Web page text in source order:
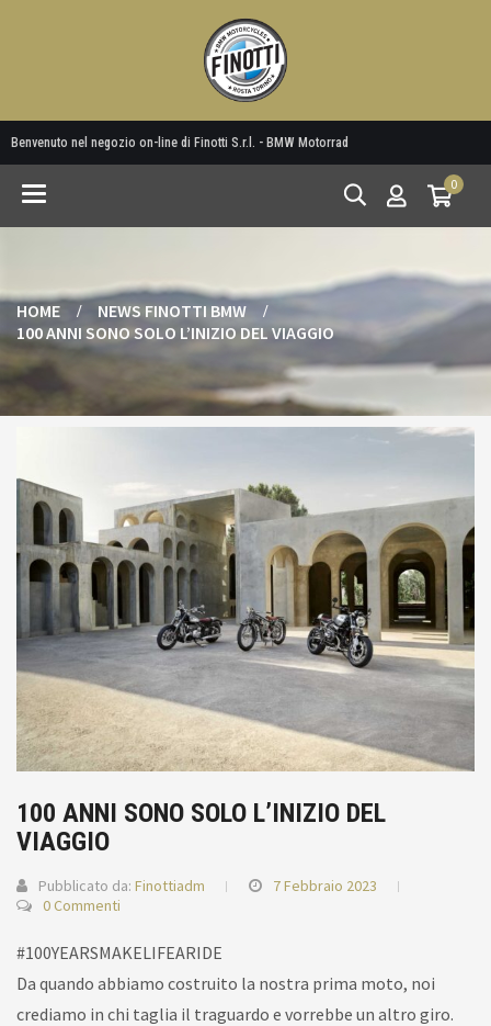
Benvenuto nel negozio on-line di Finotti S.r.l. - BMW Motorrad
Toggle
0
HOME
NEWS FINOTTI BMW
100 ANNI SONO SOLO L’INIZIO DEL VIAGGIO
100 ANNI SONO SOLO L’INIZIO DEL
VIAGGIO
Pubblicato da: Finottiadm
7 Febbraio 2023
0 Commenti
#100YEARSMAKELIFEARIDE
Da quando abbiamo costruito la nostra prima moto, noi
crediamo in chi taglia il traguardo e vorrebbe un altro giro.